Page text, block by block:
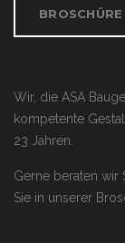
Wir, die ASA
kompetente
23 Jahren.
Gerne beraten wir
Sie in unserer